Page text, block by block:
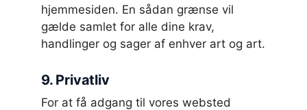
hjemmesiden. En sådan grænse vil
gælde samlet for alle dine krav,
handlinger og sager af enhver art og art.
9. Privatliv
For at få adgang til vores websted